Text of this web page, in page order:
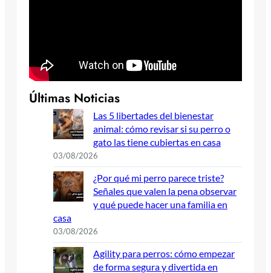
Últimas Noticias
Las 5 libertades del bienestar
animal: cómo revisar si su perro o
gato las tiene cubiertas en casa
03/08/2026
¿Por qué mi perro parece triste?
Señales que valen la pena observar
y qué puede hacer una familia en
casa
03/08/2026
Agility para perros: cómo empezar
de forma segura y divertida en